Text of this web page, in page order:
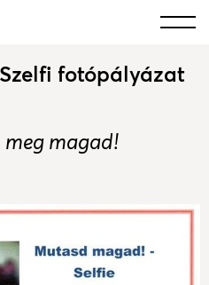
fotópályázat
magad!